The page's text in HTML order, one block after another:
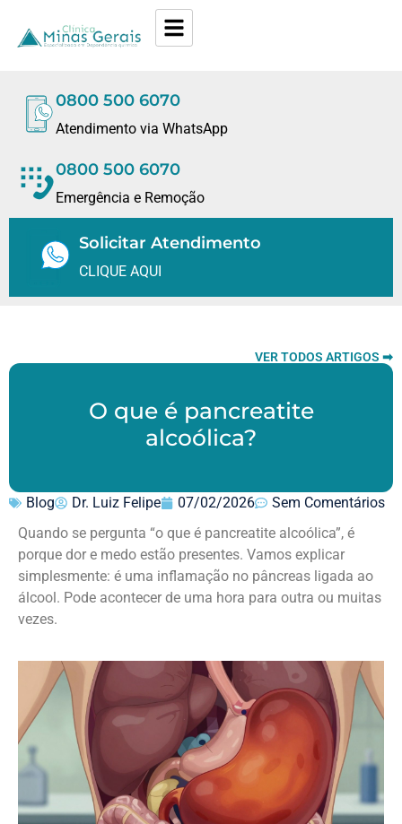
0800 500 6070
Atendimento via WhatsApp
0800 500 6070
Emergência e Remoção
Solicitar Atendimento
CLIQUE AQUI
VER TODOS ARTIGOS ➡
O que é pancreatite
alcoólica?
Blog Dr. Luiz Felipe 07/02/2026
Sem Comentários
Quando se pergunta “o que é pancreatite alcoólica”, é
porque dor e medo estão presentes. Vamos explicar
simplesmente: é uma inflamação no pâncreas ligada ao
álcool. Pode acontecer de uma hora para outra ou muitas
vezes.